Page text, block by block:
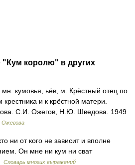
"Кум королю" в других
кумовья, ьёв, м. Крёстный отец по
и к крёстной матери.
С.И. Ожегов, Н.Ю. Шведова. 1949
Ожегова
ни от кого не зависит и вполне
Он мне ни кум ни сват
Словарь многих выражений